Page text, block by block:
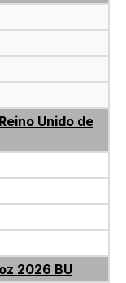
Unido de
2026 BU